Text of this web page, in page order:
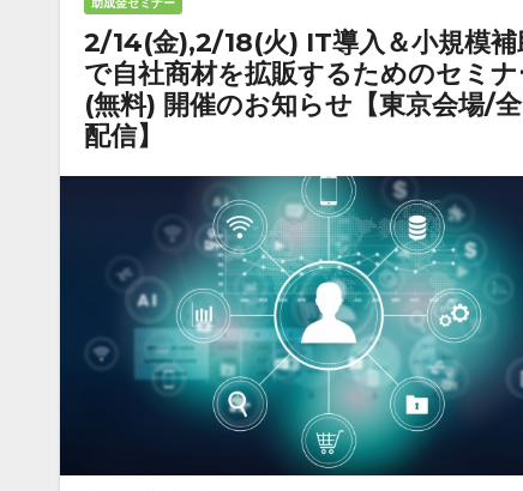
助成金セミナー
2/14(金),2/18(火) IT導入＆小規模補
で自社商材を拡販するためのセミナ
(無料) 開催のお知らせ【東京会場/
配信】